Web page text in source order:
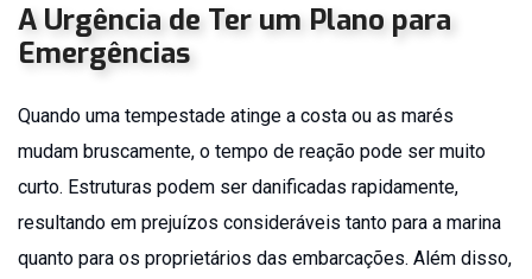
Agronegócio
Seguro
Frota
Seguro
Seguro
Condomínio
Seguro
A Urgência de Ter um Plano para
Emergências
Quando uma tempestade atinge a costa ou as marés
mudam bruscamente, o tempo de reação pode ser muito
curto. Estruturas podem ser danificadas rapidamente,
resultando em prejuízos consideráveis tanto para a marina
quanto para os proprietários das embarcações. Além disso,